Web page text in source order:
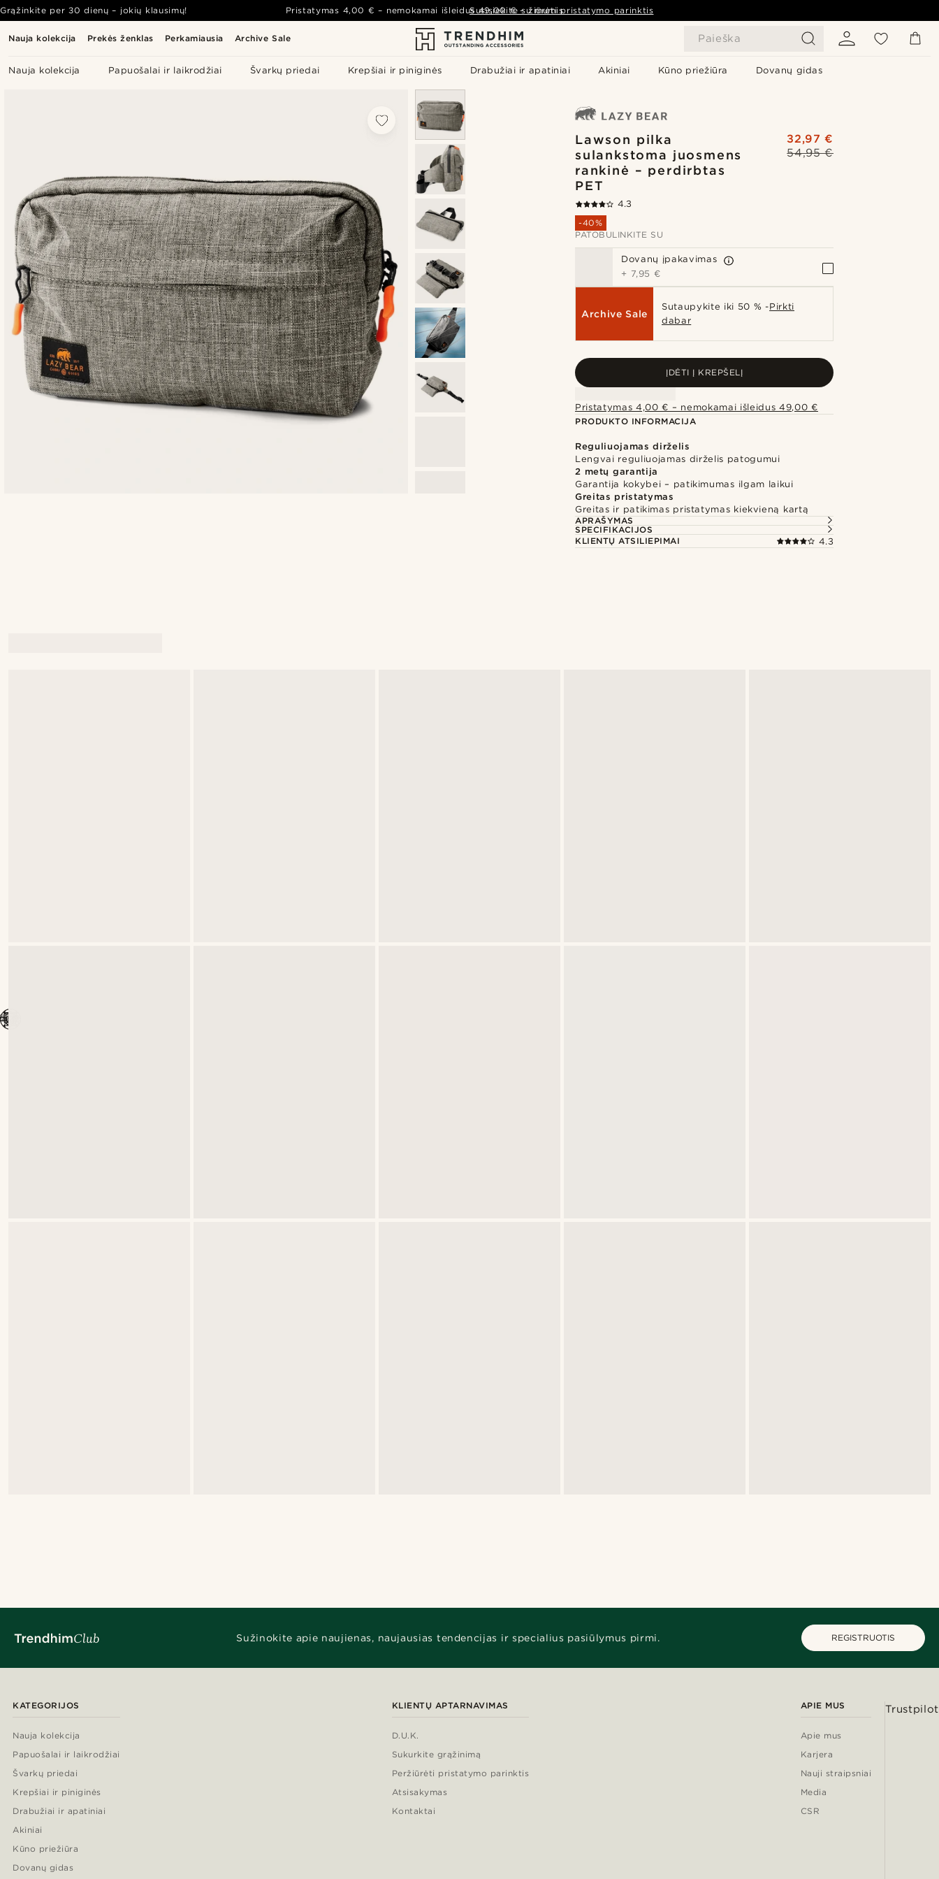
Nauja kolekcija Prekės ženklas Perkamiausia Archive Sale Paieška
Nauja kolekcija Papuošalai ir laikrodžiai Švarkų priedai Krepšiai ir piniginės Drabužiai ir apatiniai Akiniai Kūno priežiūra Dovanų gidas
Grąžinkite per 30 dienų – jokių klausimų! Pristatymas 4,00 € – nemokamai išleidus49,00 € – žiūrėti pristatymo parinktis
Susisiekite su mumis
Lawson pilka
sulankstoma juosmens
rankinė – perdirbtas
PET
54,95 €
32,97 €
4.3
-40%
PATOBULINKITE SU
Dovanų įpakavimas
+ 7,95 €
Archive Sale
Sutaupykite iki 50 % -Pirkti
dabar
ĮDĖTI Į KREPŠELĮ
Pristatymas 4,00 € – nemokamai išleidus 49,00 €
PRODUKTO INFORMACIJA
Reguliuojamas dirželis
Lengvai reguliuojamas dirželis patogumui
2 metų garantija
Garantija kokybei – patikimumas ilgam laikui
Greitas pristatymas
Greitas ir patikimas pristatymas kiekvieną kartą
APRAŠYMAS
SPECIFIKACIJOS
KLIENTŲ ATSILIEPIMAI
4.3
Sužinokite apie naujienas, naujausias tendencijas ir specialius pasiūlymus pirmi. REGISTRUOTIS
KATEGORIJOS
Nauja kolekcija
Papuošalai ir laikrodžiai
Švarkų priedai
Krepšiai ir piniginės
Drabužiai ir apatiniai
Akiniai
Kūno priežiūra
Dovanų gidas
KLIENTŲ APTARNAVIMAS
D.U.K.
Sukurkite grąžinimą
Peržiūrėti pristatymo parinktis
Atsisakymas
Kontaktai
APIE MUS
Apie mus
Karjera
Nauji straipsniai
Media
CSR
Trustpilot